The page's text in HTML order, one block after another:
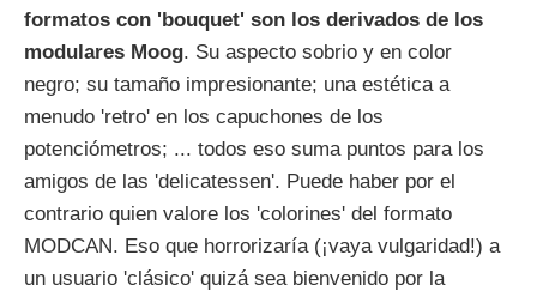
formatos con 'bouquet' son los derivados de los
modulares Moog. Su aspecto sobrio y en color
negro; su tamaño impresionante; una estética a
menudo 'retro' en los capuchones de los
potenciómetros; ... todos eso suma puntos para los
amigos de las 'delicatessen'. Puede haber por el
contrario quien valore los 'colorines' del formato
MODCAN. Eso que horrorizaría (¡vaya vulgaridad!) a
un usuario 'clásico' quizá sea bienvenido por la